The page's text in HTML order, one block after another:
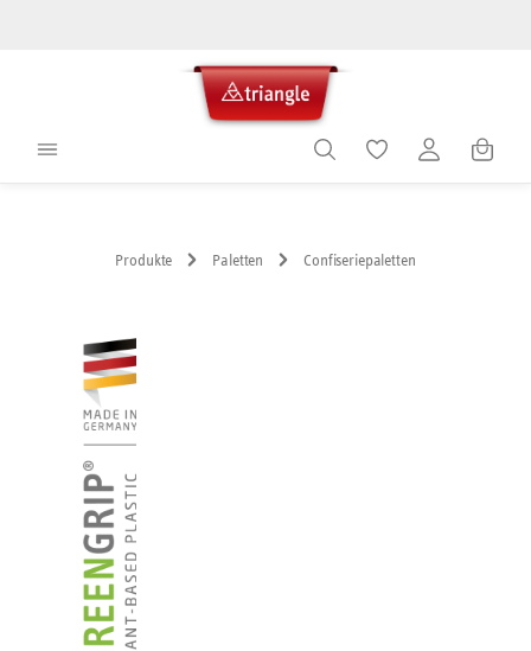
Produkte Paletten Confiseriepaletten